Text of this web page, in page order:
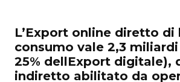
L’Export online diretto di
consumo vale 2,3
25% dellExport digitale),
indiretto abilitato da